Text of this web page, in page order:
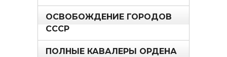
ОСВОБОЖДЕНИЕ ГОРОДОВ
СССР
ПОЛНЫЕ КАВАЛЕРЫ ОРДЕНА